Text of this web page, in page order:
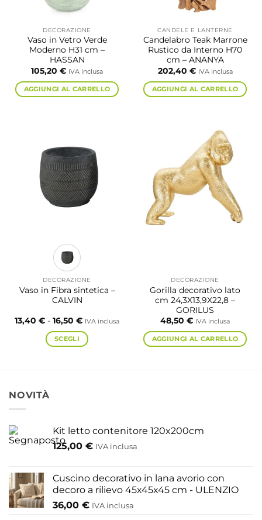
DECORAZIONE
Vaso in Vetro Verde
Moderno H31 cm –
HASSAN
105,20 € IVA inclusa
AGGIUNGI AL CARRELLO
CANDELE E LANTERNE
Candelabro Teak Marrone
Rustico da Interno H70
cm – ANANYA
202,40 € IVA inclusa
AGGIUNGI AL CARRELLO
DECORAZIONE
Vaso in Fibra sintetica –
CALVIN
13,40 € - 16,50 €Fascia
prezzo:
da
IVA inclusa
SCEGLI
opzioni
essere
nella
pagina
del
prodotto
DECORAZIONE
Gorilla decorativo lato
cm 24,3X13,9X22,8 –
GORILUS
48,50 € IVA inclusa
AGGIUNGI AL CARRELLO
NOVITÀ
Kit letto contenitore 120x200cm
125,00 € IVA inclusa
Cuscino decorativo in lana avorio con
decoro a rilievo 45x45x45 cm - ULENZIO
36,00 € IVA inclusa